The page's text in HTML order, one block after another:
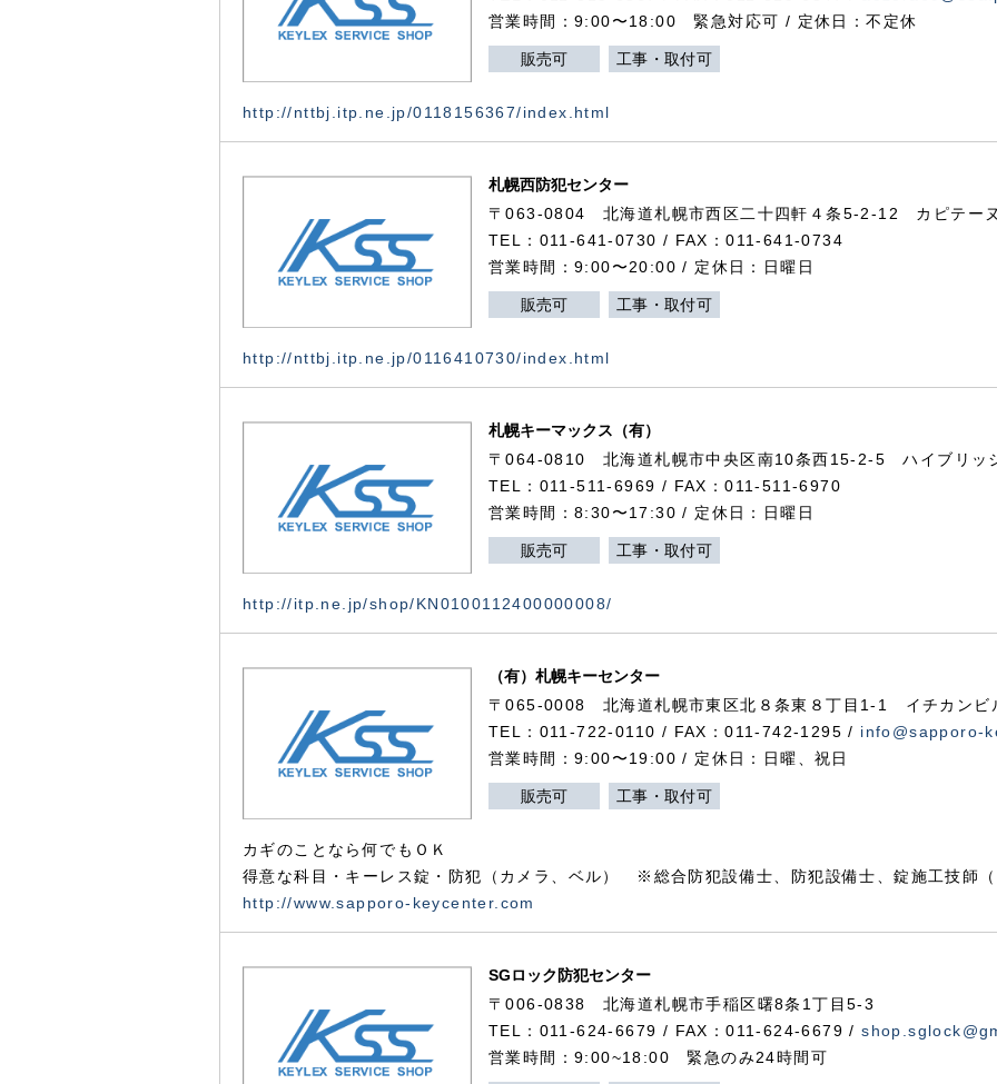
営業時間：9:00〜18:00 緊急対応可 / 定休日：不定休
販売可 工事・取付可
http://nttbj.itp.ne.jp/0118156367/index.html
札幌西防犯センター
〒063-0804 北海道札幌市西区二十四軒４条5-2-12 カピテー
TEL：011-641-0730 / FAX：011-641-0734
営業時間：9:00〜20:00 / 定休日：日曜日
販売可 工事・取付可
http://nttbj.itp.ne.jp/0116410730/index.html
札幌キーマックス（有）
〒064-0810 北海道札幌市中央区南10条西15-2-5 ハイブリッ
TEL：011-511-6969 / FAX：011-511-6970
営業時間：8:30〜17:30 / 定休日：日曜日
販売可 工事・取付可
http://itp.ne.jp/shop/KN0100112400000008/
（有）札幌キーセンター
〒065-0008 北海道札幌市東区北８条東８丁目1-1 イチカンビ
TEL：011-722-0110 / FAX：011-742-1295 / info@sapporo-
営業時間：9:00〜19:00 / 定休日：日曜、祝日
販売可 工事・取付可
カギのことなら何でもＯＫ
得意な科目・キーレス錠・防犯（カメラ、ベル） ※総合防犯設備士、防犯設備士、錠施工技師
http://www.sapporo-keycenter.com
SGロック防犯センター
〒006-0838 北海道札幌市手稲区曙8条1丁目5-3
TEL：011-624-6679 / FAX：011-624-6679 /
営業時間：9:00~18:00 緊急のみ24時間可